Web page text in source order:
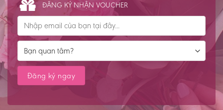
ĐĂNG KÝ NHẬN VOUCHER